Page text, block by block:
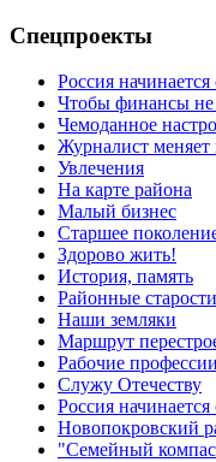
Спецпроекты
Россия начинается
Чтобы финансы
Чемоданное
Журналист
Увлечения
На карте района
Малый бизнес
Старшее
Здорово жить!
История, память
Районные старости
Наши земляки
Маршрут
Рабочие профессии
Служу Отечеству
Россия начинается
Новопокровский
"Семейный